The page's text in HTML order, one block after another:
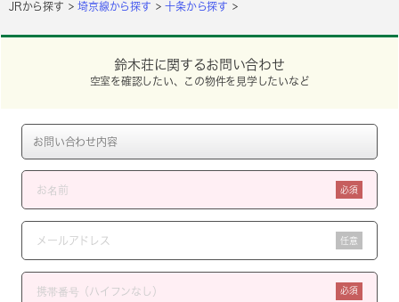
JRから探す 埼京線から探す 十条から探す
鈴木荘に関するお問い合わせ
空室を確認したい、この物件を見学したいなど
必須
任意
必須